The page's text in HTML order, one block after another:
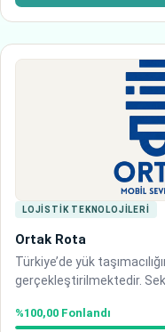
LOJISTIK TEKNOLOJILERI
Ortak Rota
Türkiye’de yük
gerçekleştirilmektedir.
yüksek yakıt maliyetleri
%100,00 Fonlandı